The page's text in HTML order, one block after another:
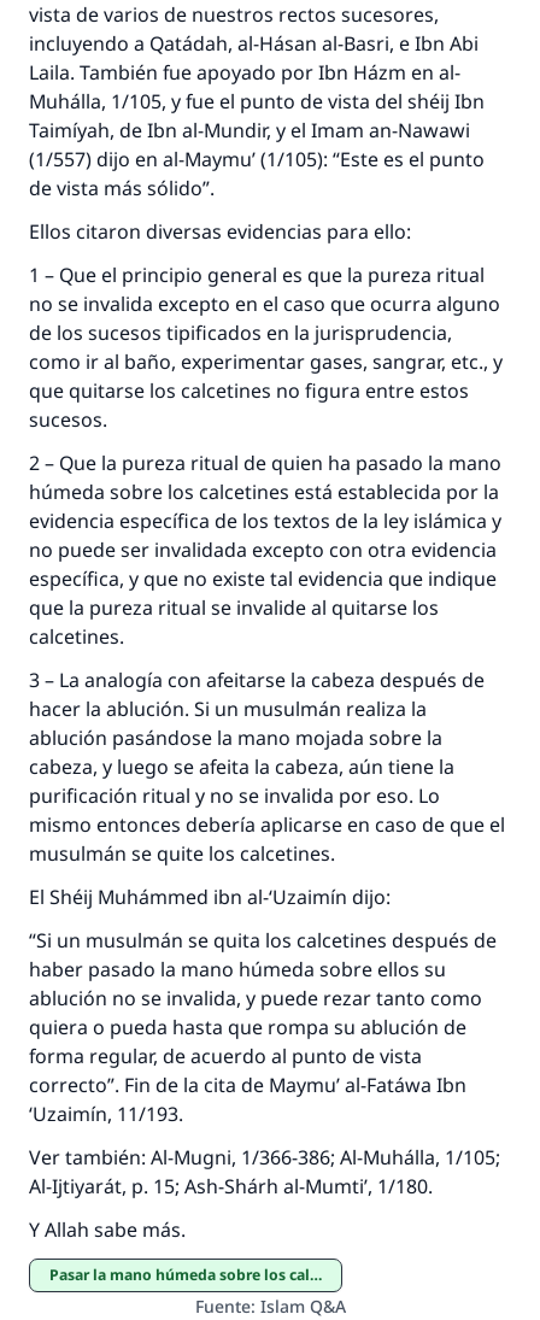
vista de varios de nuestros rectos sucesores,
incluyendo a Qatádah, al-Hásan al-Basri, e Ibn Abi
Laila. También fue apoyado por Ibn Házm en al-
Muhálla, 1/105, y fue el punto de vista del shéij Ibn
Taimíyah, de Ibn al-Mundir, y el Imam an-Nawawi
(1/557) dijo en al-Maymu’ (1/105): “Este es el punto
de vista más sólido”.
Ellos citaron diversas evidencias para ello:
1 – Que el principio general es que la pureza ritual
no se invalida excepto en el caso que ocurra alguno
de los sucesos tipificados en la jurisprudencia,
como ir al baño, experimentar gases, sangrar, etc., y
que quitarse los calcetines no figura entre estos
sucesos.
2 – Que la pureza ritual de quien ha pasado la mano
húmeda sobre los calcetines está establecida por la
evidencia específica de los textos de la ley islámica y
no puede ser invalidada excepto con otra evidencia
específica, y que no existe tal evidencia que indique
que la pureza ritual se invalide al quitarse los
calcetines.
3 – La analogía con afeitarse la cabeza después de
hacer la ablución. Si un musulmán realiza la
ablución pasándose la mano mojada sobre la
cabeza, y luego se afeita la cabeza, aún tiene la
purificación ritual y no se invalida por eso. Lo
mismo entonces debería aplicarse en caso de que el
musulmán se quite los calcetines.
El Shéij Muhámmed ibn al-‘Uzaimín dijo:
“Si un musulmán se quita los calcetines después de
haber pasado la mano húmeda sobre ellos su
ablución no se invalida, y puede rezar tanto como
quiera o pueda hasta que rompa su ablución de
forma regular, de acuerdo al punto de vista
correcto”. Fin de la cita de Maymu’ al-Fatáwa Ibn
‘Uzaimín, 11/193.
Ver también: Al-Mugni, 1/366-386; Al-Muhálla, 1/105;
Al-Ijtiyarát, p. 15; Ash-Shárh al-Mumti’, 1/180.
Y Allah sabe más.
Pasar la mano húmeda sobre los calcetines
Fuente: Islam Q&A
La respuesta no. 110845 salvó un
matrimonio.
Desde la Q hasta la A, su contribución ayuda a
Profeta ﷺ dijo:
bien obtendrá la misma recompensa que
aquellos que lo realicen."
(MUSLIM, 1893)